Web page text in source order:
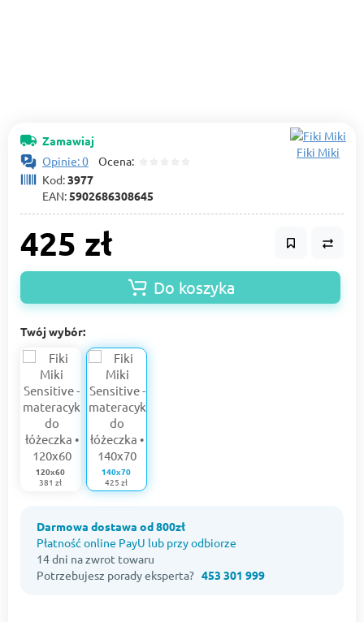
Zamawiaj
Opinie: 0 Ocena:
Kod:3977
EAN:5902686308645
Fiki Miki
425 zł
Do koszyka
Twój wybór:
120x60
381 zł
140x70
425 zł
Darmowa dostawa od 800zł
Płatność online PayU lub przy odbiorze
14 dni na zwrot towaru
Potrzebujesz porady eksperta? 453 301 999